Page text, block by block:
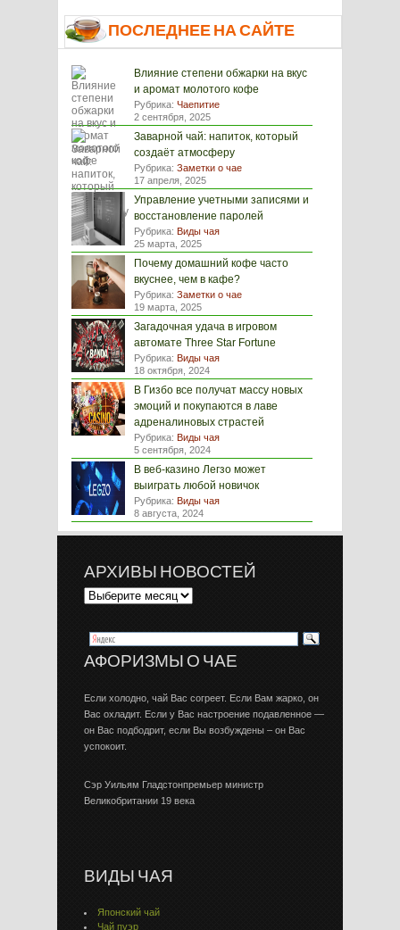
ПОСЛЕДНЕЕ НА САЙТЕ
Влияние степени обжарки на вкус
и аромат молотого кофе
Рубрика: Чаепитие
2 сентября, 2025
Заварной чай: напиток, который
создаёт атмосферу
Рубрика: Заметки о чае
17 апреля, 2025
Управление учетными записями и
восстановление паролей
Рубрика: Виды чая
25 марта, 2025
Почему домашний кофе часто
вкуснее, чем в кафе?
Рубрика: Заметки о чае
19 марта, 2025
Загадочная удача в игровом
автомате Three Star Fortune
Рубрика: Виды чая
18 октября, 2024
В Гизбо все получат массу новых
эмоций и покупаются в лаве
адреналиновых страстей
Рубрика: Виды чая
5 сентября, 2024
В веб-казино Легзо может
выиграть любой новичок
Рубрика: Виды чая
8 августа, 2024
АРХИВЫ НОВОСТЕЙ
АФОРИЗМЫ О ЧАЕ
Если холодно, чай Вас согреет. Если Вам жарко, он
Вас охладит. Если у Вас настроение подавленное —
он Вас подбодрит, если Вы возбуждены – он Вас
успокоит.
Сэр Уильям Гладстонпремьер министр
Великобритании 19 века
ВИДЫ ЧАЯ
Японский чай
Чай пуэр